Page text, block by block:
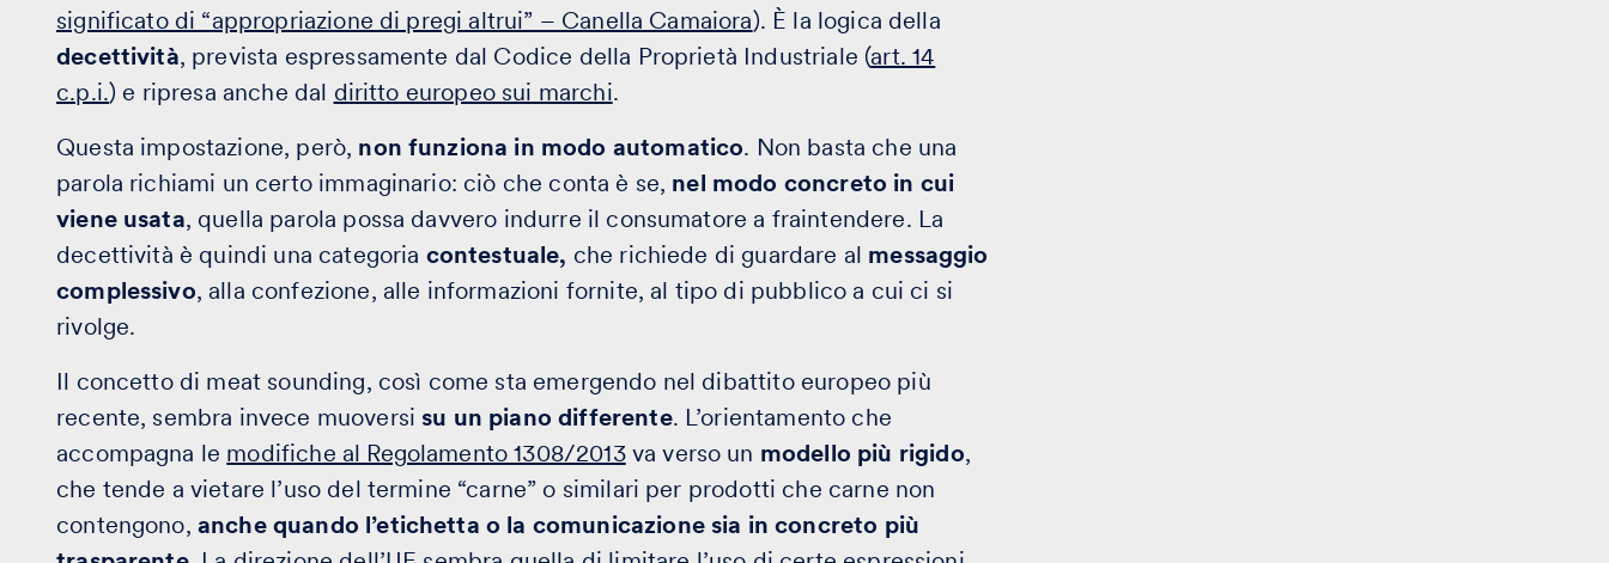
significato di “appropriazione di pregi altrui” – Canella Camaiora). È la logica della
decettività, prevista espressamente dal Codice della Proprietà Industriale (art. 14
c.p.i.) e ripresa anche dal diritto europeo sui marchi.
Questa impostazione, però, non funziona in modo automatico. Non basta che una
parola richiami un certo immaginario: ciò che conta è se, nel modo concreto in cui
viene usata, quella parola possa davvero indurre il consumatore a fraintendere. La
decettività è quindi una categoria contestuale, che richiede di guardare al messaggio
complessivo, alla confezione, alle informazioni fornite, al tipo di pubblico a cui ci si
rivolge.
Il concetto di meat sounding, così come sta emergendo nel dibattito europeo più
recente, sembra invece muoversisu un piano differente. L’orientamento che
accompagna le modifiche al Regolamento 1308/2013va verso un modello più rigido,
che tende a vietare l’uso del termine “carne” o similari per prodotti che carne non
contengono, anche quando l’etichetta o la comunicazione sia in concreto più